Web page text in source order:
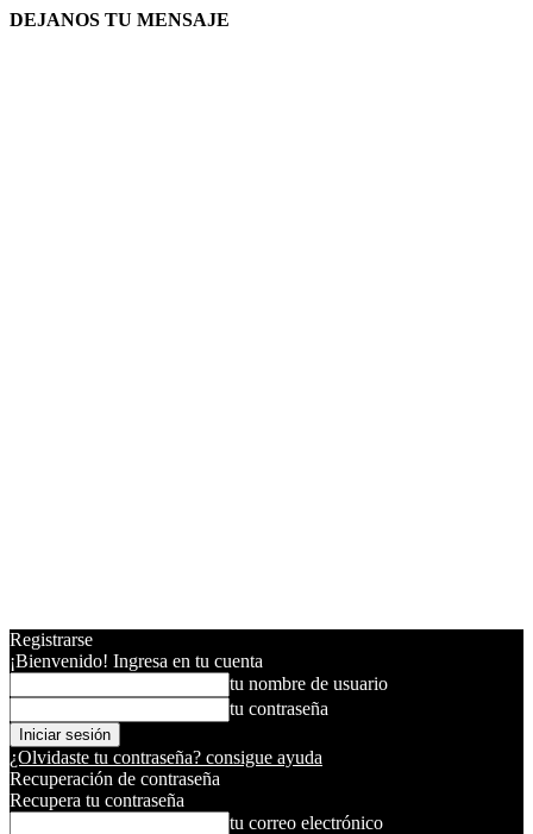
DEJANOS TU MENSAJE
Registrarse
¡Bienvenido! Ingresa en tu cuenta
tu nombre de usuario
tu contraseña
¿Olvidaste tu contraseña? consigue ayuda
Recuperación de contraseña
Recupera tu contraseña
tu correo electrónico